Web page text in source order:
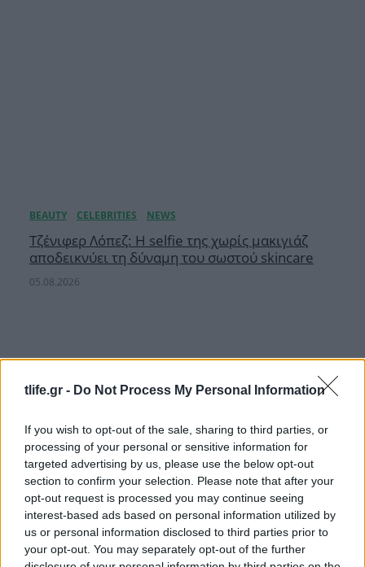
tlife.gr - Do Not Process My Personal Information
If you wish to opt-out of the sale, sharing to third parties, or
processing of your personal or sensitive information for
targeted advertising by us, please use the below opt-out
section to confirm your selection. Please note that after your
opt-out request is processed you may continue seeing
interest-based ads based on personal information utilized by
us or personal information disclosed to third parties prior to
your opt-out. You may separately opt-out of the further
Τζένιφερ Λόπεζ: Η selfie της χωρίς μακιγιάζ
αποδεικνύει τη δύναμη του σωστού skincare
05.08.2026